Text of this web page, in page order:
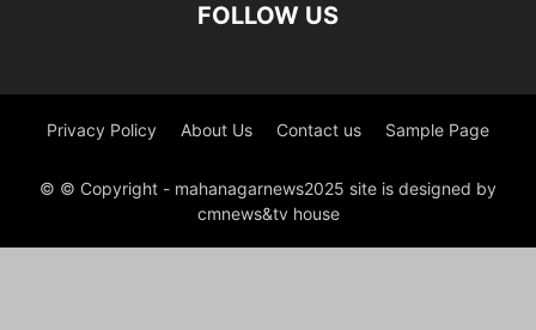
FOLLOW US
Privacy Policy About Us Contact us Sample Page
© © Copyright - mahanagarnews2025 site is designed by
cmnews&tv house